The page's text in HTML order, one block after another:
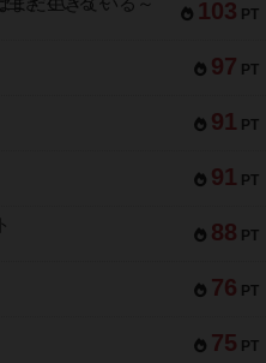
103 PT
97 PT
91 PT
91 PT
88 PT
76 PT
75 PT